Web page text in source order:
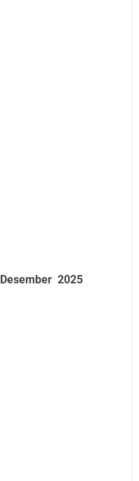
Desember 2025